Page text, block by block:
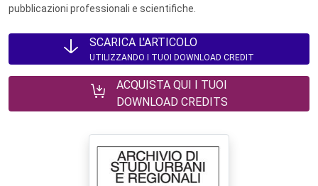
pubblicazioni professionali e scientifiche.
SCARICA L'ARTICOLO
UTILIZZANDO I TUOI DOWNLOAD CREDIT
ACQUISTA QUI I TUOI
DOWNLOAD CREDITS